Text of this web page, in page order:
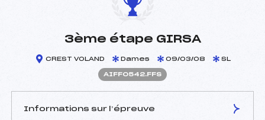
3ème étape GIRSA
CREST VOLAND Dames 09/03/08 SL
AIFF0542.FFS
Informations sur l’épreuve